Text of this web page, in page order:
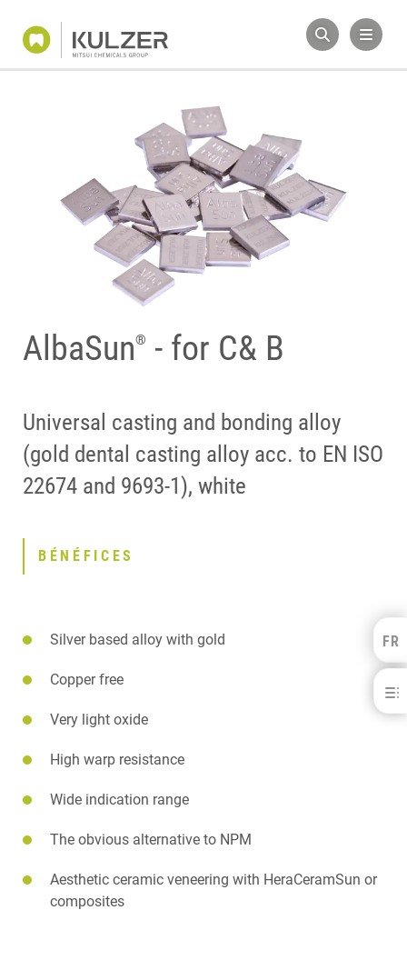
FR
AlbaSun® - for C& B
Universal casting and bonding alloy
(gold dental casting alloy acc. to EN ISO
22674 and 9693-1), white
BÉNÉFICES
Silver based alloy with gold
Copper free
Very light oxide
High warp resistance
Wide indication range
The obvious alternative to NPM
Aesthetic ceramic veneering with HeraCeramSun or
composites